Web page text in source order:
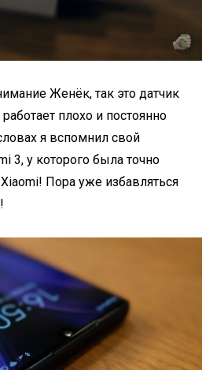
Женёк, так это датчик
плохо и постоянно
я вспомнил свой
3, у которого была точно
Пора уже избавляться